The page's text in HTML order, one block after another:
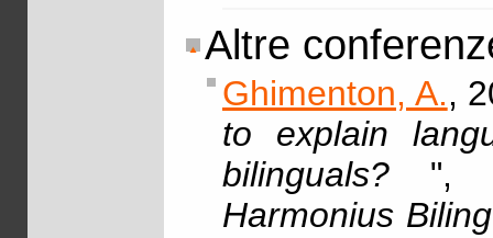
Altre
Ghimenton, A.,
to explain
bilinguals? ",
Harmonius